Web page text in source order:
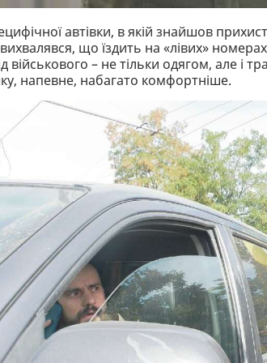
автівки, в якій знайшов
вихвалявся, що їздить на «лівих»
військового – не тільки одягом, але і
напевне, набагато комфортніше.